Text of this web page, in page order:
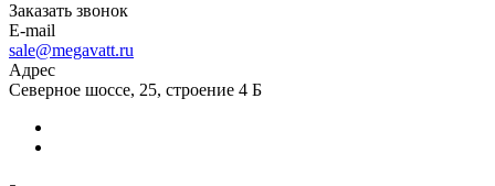
Заказать звонок
E-mail
sale@megavatt.ru
Адрес
Северное шоссе, 25, строение 4 Б